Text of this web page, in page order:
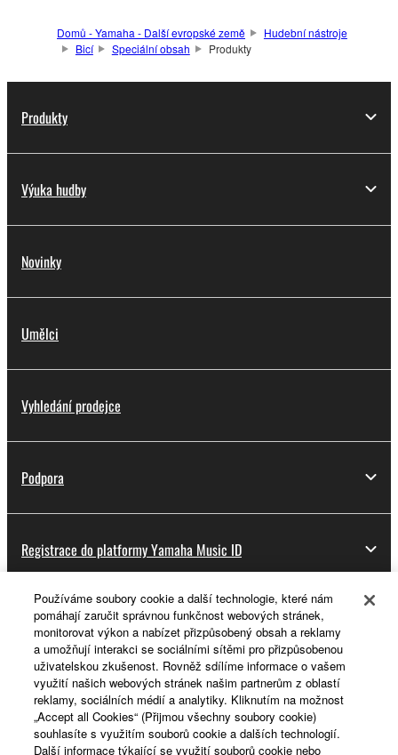
Domů - Yamaha - Další evropské země
Hudební nástroje
Bicí
Speciální obsah Produkty
Produkty
Výuka hudby
Novinky
Umělci
Vyhledání prodejce
Podpora
Registrace do platformy Yamaha Music ID
O Yamaze
Česká republika a Slovensko - Czech
Business
Používáme soubory cookie a další technologie, které nám
pomáhají zaručit správnou funkčnost webových stránek,
monitorovat výkon a nabízet přizpůsobený obsah a reklamy
a umožňují interakci se sociálními sítěmi pro přizpůsobenou
uživatelskou zkušenost. Rovněž sdílíme informace o vašem
využití našich webových stránek našim partnerům z oblastí
reklamy, sociálních médií a analytiky. Kliknutím na možnost
„Accept all Cookies“ (Přijmou všechny soubory cookie)
souhlasíte s využitím souborů cookie a dalších technologií.
Další informace týkající se využití souborů cookie nebo